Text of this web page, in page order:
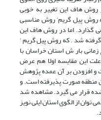
روش هاف این تغییر به خوبی
روش پیل گریم‘ روش مناسبی
گذارد. اما در روش هاف این
شد . که روش پیل گریم ‘
بار ش استان خراسان با
علت این مقایسه اولا هم عرض
و افزودن بر آن عمده پژوهش
منطقه صورت پذیرفته است. و
قرار می گیرد. مشاهده شد
توان از الگوی استان ایلی نویز